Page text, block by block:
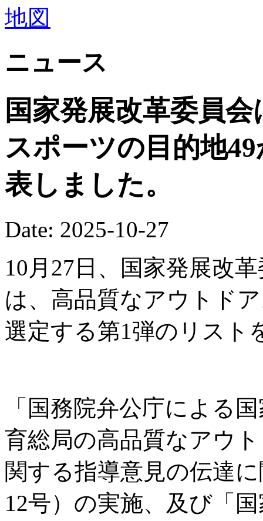
ニュース
国家発展改革委員
スポーツの目的地
表しました。
Date: 2025-10-27
10月27日、国家発展改
は、高品質なアウトド
選定する第1弾のリスト
「国務院弁公庁による
育総局の高品質なアウ
関する指導意見の伝達
12号）の実施、及び「